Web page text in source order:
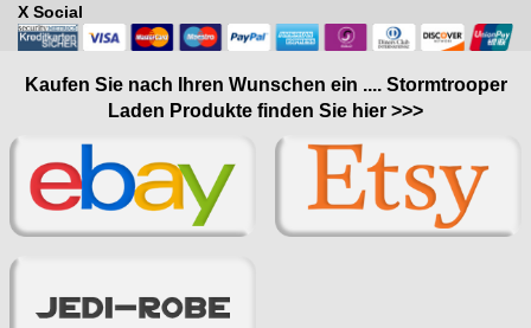
X Social
Kaufen Sie nach Ihren Wunschen ein .... Stormtrooper
Laden Produkte finden Sie hier >>>